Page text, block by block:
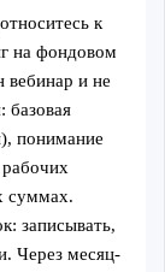
к
на фондовом
вебинар и не
базовая
понимание
суммах.
записывать,
Через месяц-